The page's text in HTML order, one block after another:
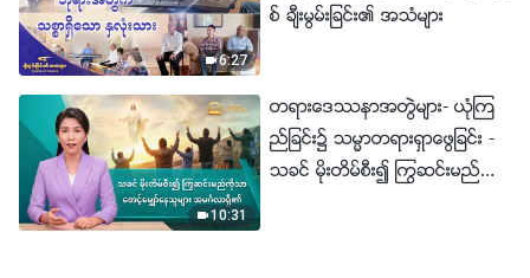
6:27
စ္ ခ်ီးမြမ္းျခင္း၏ အသံမ်ား
10:31
တရားေဒႆနာအတြဲမ်ား- ယုံၾက
ည္ျခင္း၌ သမၼာတရားရွာေဖြျခင္း -
သခင္ မိုးတိမ္စီး၍ ႂကြဆင္းမည္ကို